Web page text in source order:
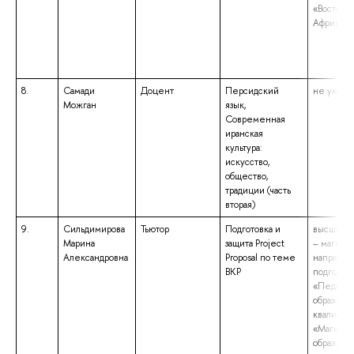
8.
Самади
Можган
Доцент
Персидский
язык,
Современная
иранская
культура:
искусство,
общество,
традиции (часть
вторая)
не
9.
Сильдимирова
Марина
Александровна
Тьютор
Подготовка и
защита Project
Proposal по теме
ВКР
высшее
–